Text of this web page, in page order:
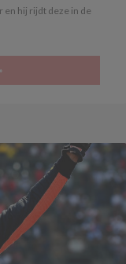
en hij rijdt deze in de